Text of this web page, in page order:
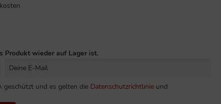
Produkt wieder auf Lager ist.
geschützt und es gelten die Datenschutzrichtlinie und